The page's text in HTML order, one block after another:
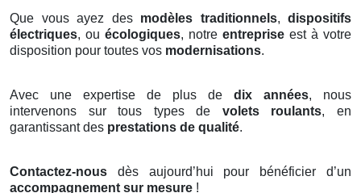
Que vous ayez des modèles traditionnels, dispositifs
électriques, ou écologiques, notre entreprise est à votre
disposition pour toutes vos modernisations.
Avec une expertise de plus de dix années, nous
intervenons sur tous types de volets roulants, en
garantissant des prestations de qualité.
Contactez-nous dès aujourd’hui pour bénéficier d’un
accompagnement sur mesure !